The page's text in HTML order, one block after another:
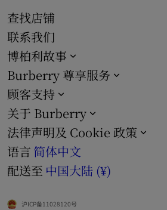
查找店铺
联系我们
博柏利故事
Burberry 尊享服务
顾客支持
关于 Burberry
法律声明及 Cookie 政策
语言 简体中文
配送至 中国大陆 (¥)
沪ICP备11028120号